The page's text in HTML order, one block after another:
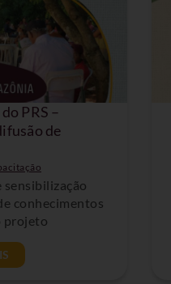
PRS –
de
sensibilização
conhecimentos
projeto